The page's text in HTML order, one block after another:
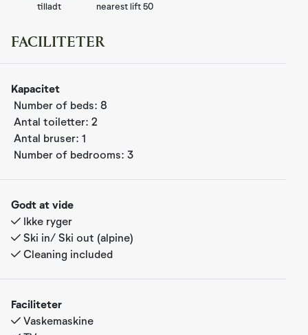
tilladt
nearest lift 50
FACILITETER
Kapacitet
Number of beds: 8
Antal toiletter: 2
Antal bruser: 1
Number of bedrooms: 3
Godt at vide
Ikke ryger
Ski in/ Ski out (alpine)
Cleaning included
Faciliteter
Vaskemaskine